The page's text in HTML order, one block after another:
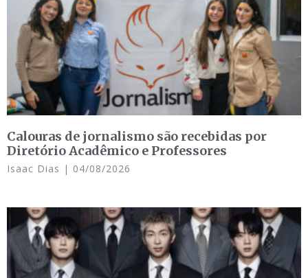
Calouras de jornalismo são recebidas por
Diretório Acadêmico e Professores
Isaac Dias 04/08/2026